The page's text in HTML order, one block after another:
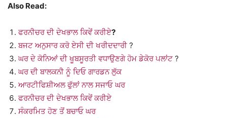
Also Read:
ਫਰਨੀਚਰ ਦੀ ਦੇਖਭਾਲ ਕਿਵੇਂ ਕਰੀਏ?
ਬਜਟ ਅਨੁਸਾਰ ਕਰੋ ਏਸੀ ਦੀ ਖਰੀਦਦਾਰੀ ?
ਘਰ ਦੇ ਕੋਨਿਆਂ ਦੀ ਖੂਬਸੂਰਤੀ ਵਧਾਉਣਗੇ ਹੋਮ ਡੇਕੋਰ ਪਲਾਂਟ ?
ਘਰ ਦੀ ਬਾਲਕਨੀ ਨੂੰ ਦਿਓ ਗਾਰਡਨ ਲੁੱਕ
ਆਰਟੀਫਿਸ਼ੀਅਲ ਫੁੱਲਾਂ ਨਾਲ ਸਜਾਓ ਘਰ
ਫਰਨੀਚਰ ਦੀ ਦੇਖਭਾਲ ਕਿਵੇਂ ਕਰੀਏ
ਸੰਕਰਮਿਤ ਹੋਣ ਤੋਂ ਬਚਾਓ ਘਰ